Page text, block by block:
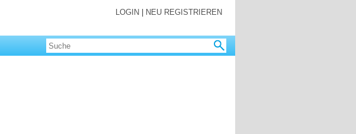
LOGIN NEU REGISTRIEREN